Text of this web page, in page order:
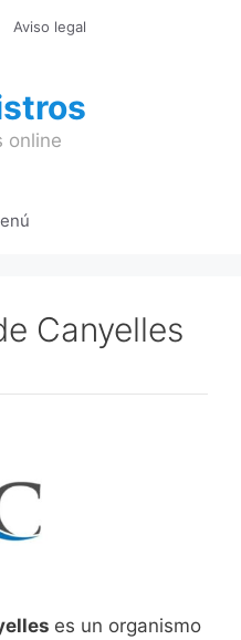
Aviso legal
online
Canyelles
es un organismo